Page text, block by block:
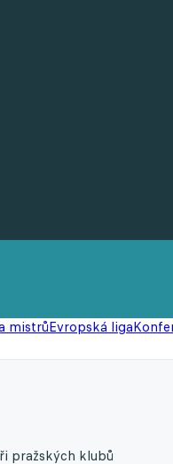
mistrůEvropská liga
pražských klubů